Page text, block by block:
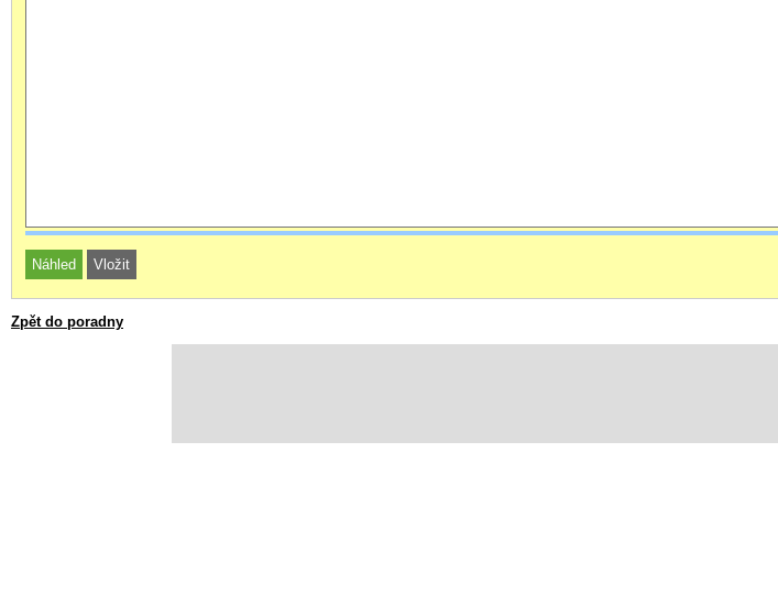
Zpět do poradny